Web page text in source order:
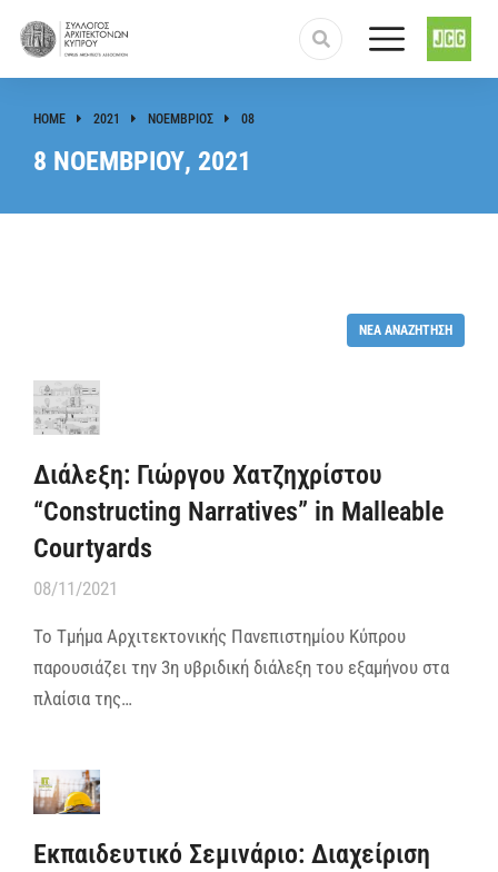
You are here:
HOME 2021 ΝΟΈΜΒΡΙΟΣ 08
8 ΝΟΕΜΒΡΊΟΥ, 2021
ΝΈΑ ΑΝΑΖΉΤΗΣΗ
Διάλεξη: Γιώργου Χατζηχρίστου
“Constructing Narratives” in Malleable
Courtyards
08/11/2021
Το Τμήμα Αρχιτεκτονικής Πανεπιστημίου Κύπρου
παρουσιάζει την 3η υβριδική διάλεξη του εξαμήνου στα
πλαίσια της…
Εκπαιδευτικό Σεμινάριο: Διαχείριση